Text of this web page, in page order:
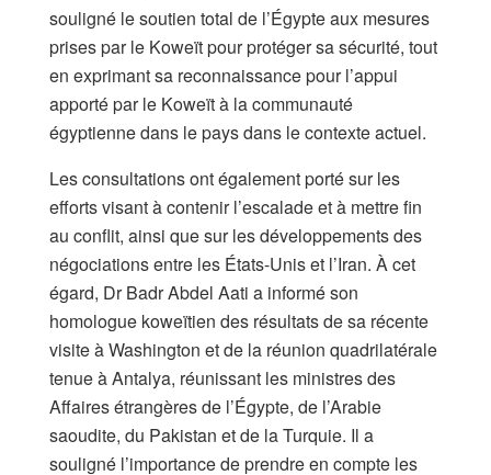
souligné le soutien total de l’Égypte aux mesures
prises par le Koweït pour protéger sa sécurité, tout
en exprimant sa reconnaissance pour l’appui
apporté par le Koweït à la communauté
égyptienne dans le pays dans le contexte actuel.
Les consultations ont également porté sur les
efforts visant à contenir l’escalade et à mettre fin
au conflit, ainsi que sur les développements des
négociations entre les États-Unis et l’Iran. À cet
égard, Dr Badr Abdel Aati a informé son
homologue koweïtien des résultats de sa récente
visite à Washington et de la réunion quadrilatérale
tenue à Antalya, réunissant les ministres des
Affaires étrangères de l’Égypte, de l’Arabie
saoudite, du Pakistan et de la Turquie. Il a
souligné l’importance de prendre en compte les